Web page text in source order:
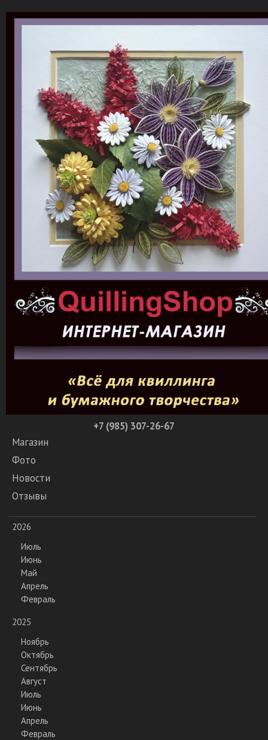
+7 (985) 307-26-67
Магазин
Фото
Новости
Отзывы
2026
Июль
Июнь
Май
Апрель
Февраль
2025
Ноябрь
Октябрь
Сентябрь
Август
Июль
Июнь
Апрель
Февраль